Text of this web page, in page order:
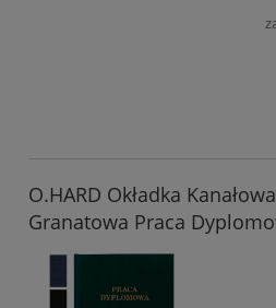
O.HARD Okładka
Granatowa Praca